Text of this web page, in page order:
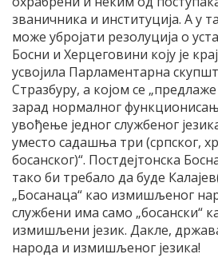
званичника и институција. А у
може убројати резолуција о
Босни и Херцеговини коју је
усвојила Парламентарна
Стразбуру, а којом се
зарад нормалног
увођење једног службеног
уместо садашња три (српског,
босанског)“. Постдејтонска
тако би требало да буде
„Босанаца“ као измишљеног
службени има само „босански“
измишљени језик. Дакле,
народа и измишљеног језика!